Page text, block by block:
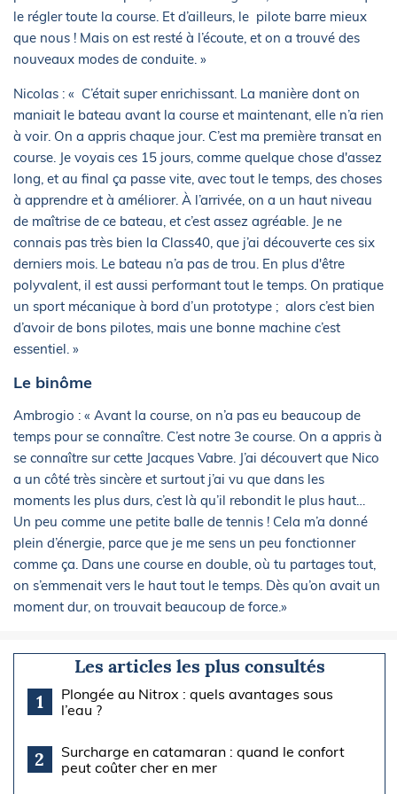
le régler toute la course. Et d’ailleurs, le pilote barre mieux
que nous ! Mais on est resté à l’écoute, et on a trouvé des
nouveaux modes de conduite. »
Nicolas : « C’était super enrichissant. La manière dont on
maniait le bateau avant la course et maintenant, elle n’a rien
à voir. On a appris chaque jour. C’est ma première transat en
course. Je voyais ces 15 jours, comme quelque chose d'assez
long, et au final ça passe vite, avec tout le temps, des choses
à apprendre et à améliorer. À l’arrivée, on a un haut niveau
de maîtrise de ce bateau, et c’est assez agréable. Je ne
connais pas très bien la Class40, que j’ai découverte ces six
derniers mois. Le bateau n’a pas de trou. En plus d'être
polyvalent, il est aussi performant tout le temps. On pratique
un sport mécanique à bord d’un prototype ; alors c’est bien
d’avoir de bons pilotes, mais une bonne machine c’est
essentiel. »
Le binôme
Ambrogio : « Avant la course, on n’a pas eu beaucoup de
temps pour se connaître. C’est notre 3e course. On a appris à
se connaître sur cette Jacques Vabre. J’ai découvert que Nico
a un côté très sincère et surtout j’ai vu que dans les
moments les plus durs, c’est là qu’il rebondit le plus haut…
Un peu comme une petite balle de tennis ! Cela m’a donné
plein d’énergie, parce que je me sens un peu fonctionner
comme ça. Dans une course en double, où tu partages tout,
on s’emmenait vers le haut tout le temps. Dès qu’on avait un
moment dur, on trouvait beaucoup de force.»
Les articles les plus consultés
1
Plongée au Nitrox : quels avantages sous
l’eau ?
2
Surcharge en catamaran : quand le confort
peut coûter cher en mer